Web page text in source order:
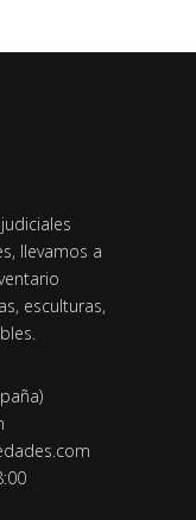
llevamos a
esculturas,